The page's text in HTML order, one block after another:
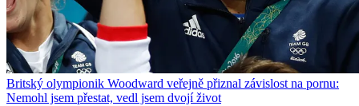
Britský olympionik Woodward veřejně přiznal závislost na pornu:
Nemohl jsem přestat, vedl jsem dvojí život